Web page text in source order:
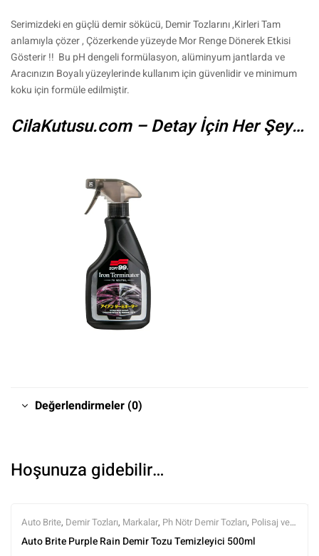
Serimizdeki en güçlü demir sökücü, Demir Tozlarını ,Kirleri Tam
anlamıyla çözer , Çözerkende yüzeyde Mor Renge Dönerek Etkisi
Gösterir !! Bu pH dengeli formülasyon, alüminyum jantlarda ve
Aracınızın Boyalı yüzeylerinde kullanım için güvenlidir ve minimum
koku için formüle edilmiştir.
CilaKutusu.com – Detay İçin Her Şey…
Değerlendirmeler (0)
Hoşunuza gidebilir…
Auto Brite, Demir Tozları, Markalar, Ph Nötr Demir Tozları, Polisaj ve
Parlatma,Tüm Ürünler,Tüm Ürünler,Yüzey Temizleyici ve
Auto Brite Purple Rain Demir Tozu Temizleyici 500ml